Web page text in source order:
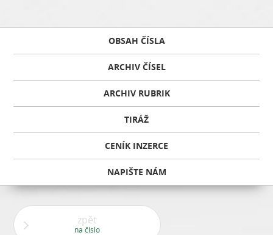
OBSAH ČÍSLA
ARCHIV ČÍSEL
ARCHIV RUBRIK
TIRÁŽ
CENÍK INZERCE
NAPIŠTE NÁM
zpět
na číslo